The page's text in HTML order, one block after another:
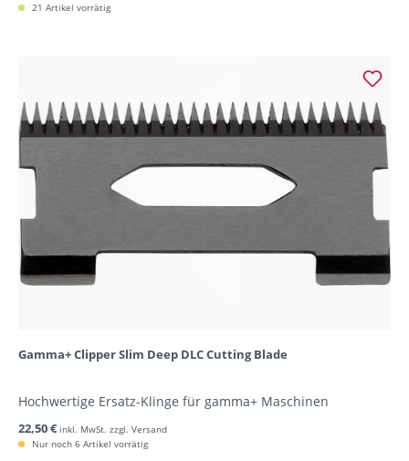
21 Artikel vorrätig
Gamma+ Clipper Slim Deep DLC Cutting Blade
Hochwertige Ersatz-Klinge für gamma+ Maschinen
22,50 € inkl. MwSt. zzgl. Versand
Nur noch 6 Artikel vorrätig